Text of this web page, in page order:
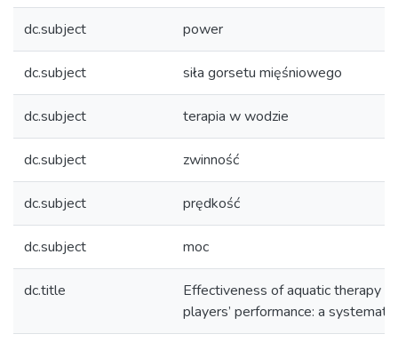
dc.subject power
dc.subject siła gorsetu mięśniowego
dc.subject terapia w wodzie
dc.subject zwinność
dc.subject prędkość
dc.subject moc
dc.title
Effectiveness of aquatic therapy
players’ performance: a